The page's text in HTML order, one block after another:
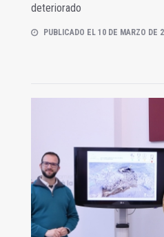
deteriorado
PUBLICADO EL 10 DE MARZO DE